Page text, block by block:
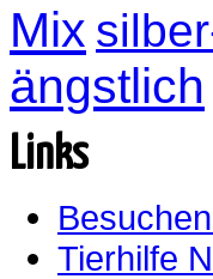
Mix
ängstlich
Links
Tierhilfe